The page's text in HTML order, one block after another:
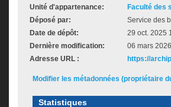
Unité d'appartenance:
Faculté des
Déposé par:
Service des
Date de dépôt:
29 oct. 2025
Dernière modification:
06 mars
Adresse URL :
https://
Modifier les métadonnées (propriétaire
Statistiques